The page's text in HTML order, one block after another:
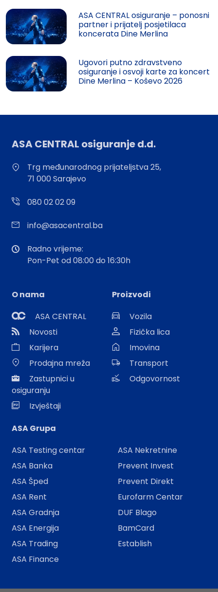
ASA CENTRAL osiguranje – ponosni
partner i prijatelj posjetilaca
koncerata Dine Merlina
Ugovori putno zdravstveno
osiguranje i osvoji karte za koncert
Dine Merlina – Koševo 2026
ASA CENTRAL osiguranje d.d.
Trg međunarodnog prijateljstva 25,
71 000 Sarajevo
080 02 02 09
info@asacentral.ba
Radno vrijeme:
Pon-Pet od 08:00 do 16:30h
O nama
ASA CENTRAL
Novosti
Karijera
Prodajna mreža
Zastupnici u
osiguranju
Izvještaji
Proizvodi
Vozila
Fizička lica
Imovina
Transport
Odgovornost
ASA Grupa
ASA Testing centar
ASA Banka
ASA Šped
ASA Rent
ASA Gradnja
ASA Energija
ASA Trading
ASA Finance
ASA Nekretnine
Prevent Invest
Prevent Direkt
Eurofarm Centar
DUF Blago
BamCard
Establish